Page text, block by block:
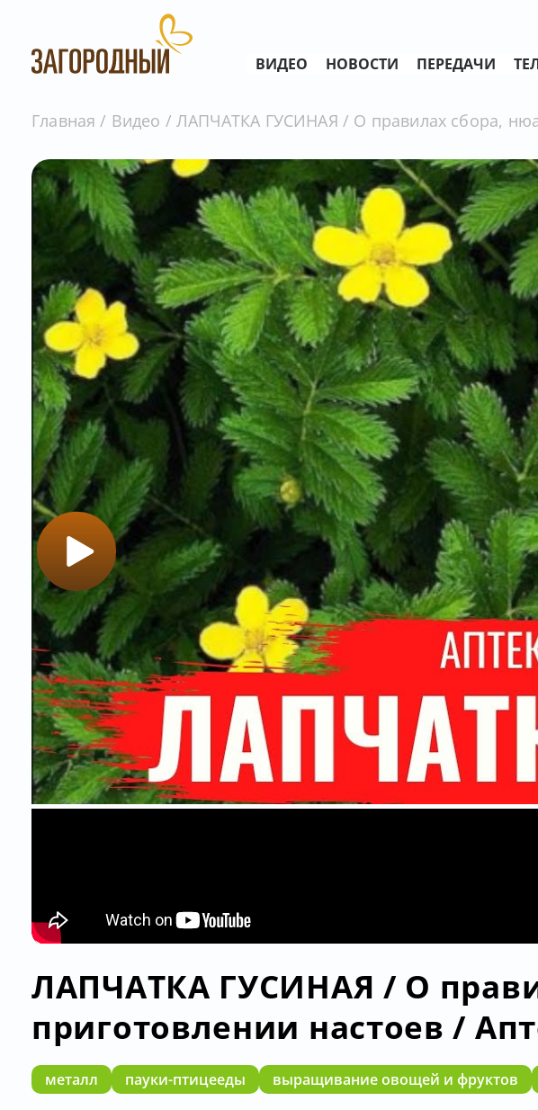
ВИДЕО НОВОСТИ ПЕРЕДАЧИ
Главная Видео ЛАПЧАТКА ГУСИНАЯ / О правилах сбора,
ЛАПЧАТКА ГУСИНАЯ / О
приготовлении настоев /
металл пауки-птицееды выращивание овощей и фруктов